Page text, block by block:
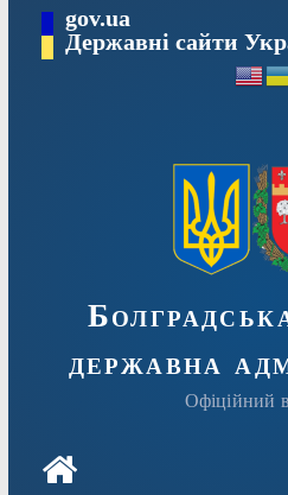
Перейтиgov.ua
Державні сайти
державна
Офіційний